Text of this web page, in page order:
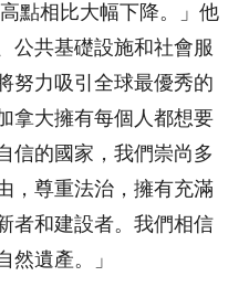
點相比大幅下降。」他
公共基礎設施和社會服
努力吸引全球最優秀的
拿大擁有每個人都想要
信的國家，我們崇尚多
，尊重法治，擁有充滿
者和建設者。我們相信
然遺產。」